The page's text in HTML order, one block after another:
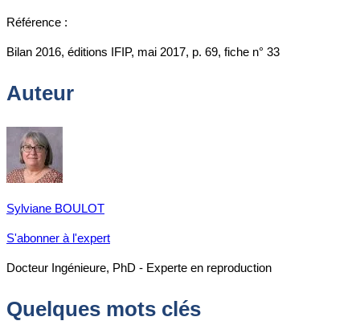
Référence :
Bilan 2016, éditions IFIP, mai 2017, p. 69, fiche n° 33
Auteur
Sylviane BOULOT
S'abonner à l'expert
Docteur Ingénieure, PhD - Experte en reproduction
Quelques mots clés